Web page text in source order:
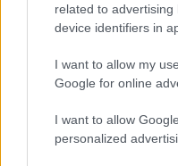
related to
device identifiers in
I want to allow my
Google for online
I want to allow
personalized
POLÍTICA